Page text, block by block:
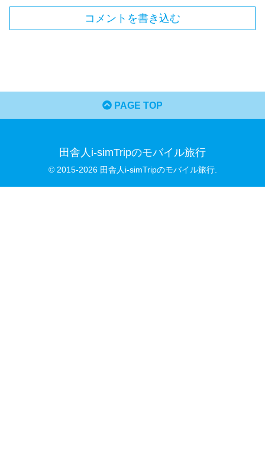
コメントを書き込む
PAGE TOP
田舎人i-simTripのモバイル旅行
© 2015-2026 田舎人i-simTripのモバイル旅行.